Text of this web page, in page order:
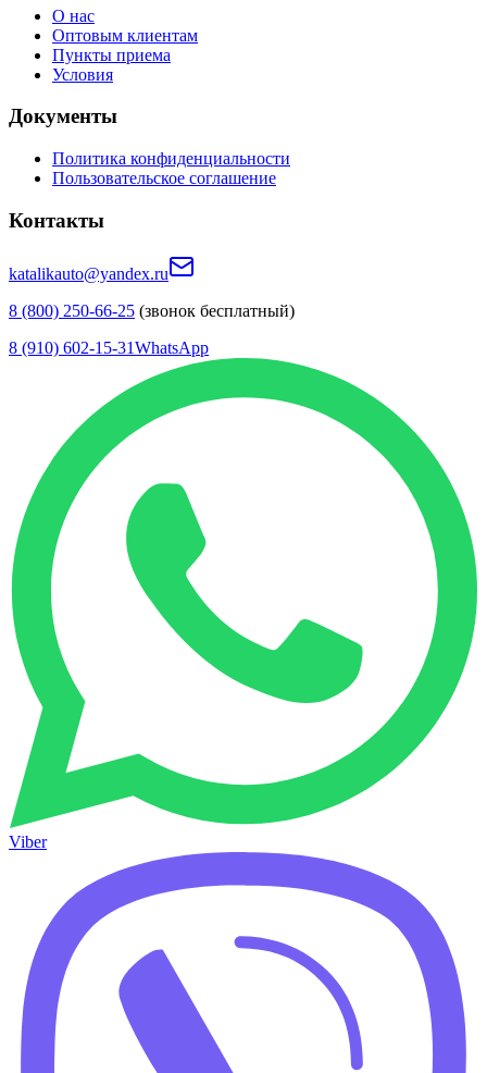
О нас
Оптовым клиентам
Пункты приема
Условия
Документы
Политика конфиденциальности
Пользовательское соглашение
Контакты
katalikauto@yandex.ru
8 (800) 250-66-25 (звонок бесплатный)
8 (910) 602-15-31WhatsApp
Viber